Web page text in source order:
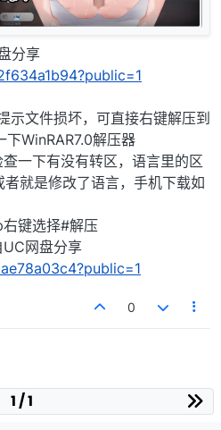
分享
示文件损坏，可直接右键解压到
WinRAR7.0解压器
一下有没有转区，语言里的区
就是修改了语言，手机下载如
键选择#解压
UC网盘分享
0
1 / 1